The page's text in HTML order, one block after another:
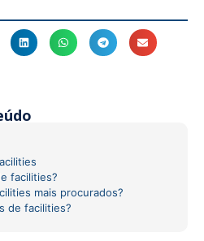
facilities?
mais procurados?
de facilities?